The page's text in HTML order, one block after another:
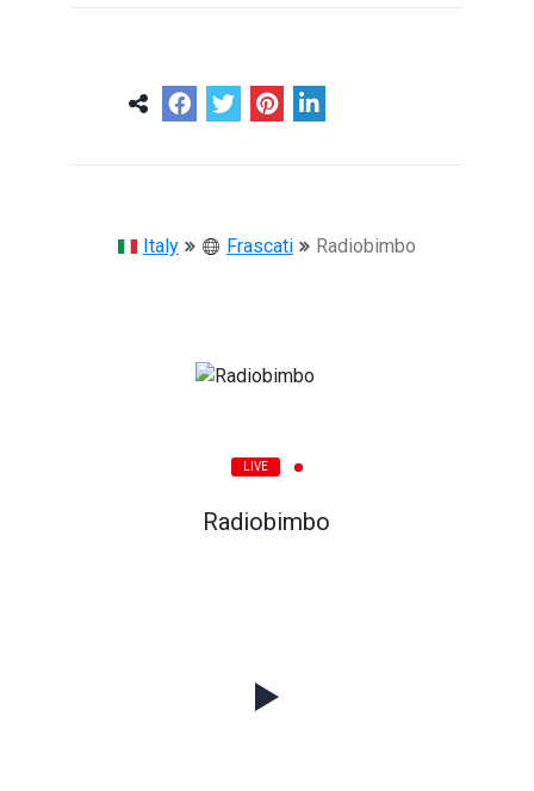
Italy Frascati Radiobimbo
LIVE
Radiobimbo